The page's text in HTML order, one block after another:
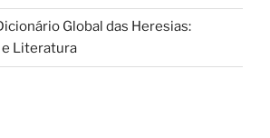
Global das Heresias:
e Literatura